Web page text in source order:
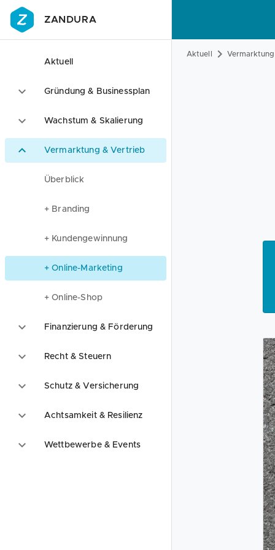
ZANDURA
Aktuell
Gründung & Businessplan
Wachstum & Skalierung
Vermarktung & Vertrieb
Überblick
+ Branding
+ Kundengewinnung
+ Online-Marketing
+ Online-Shop
Finanzierung & Förderung
Recht & Steuern
Schutz & Versicherung
Achtsamkeit & Resilienz
Wettbewerbe & Events
Aktuell